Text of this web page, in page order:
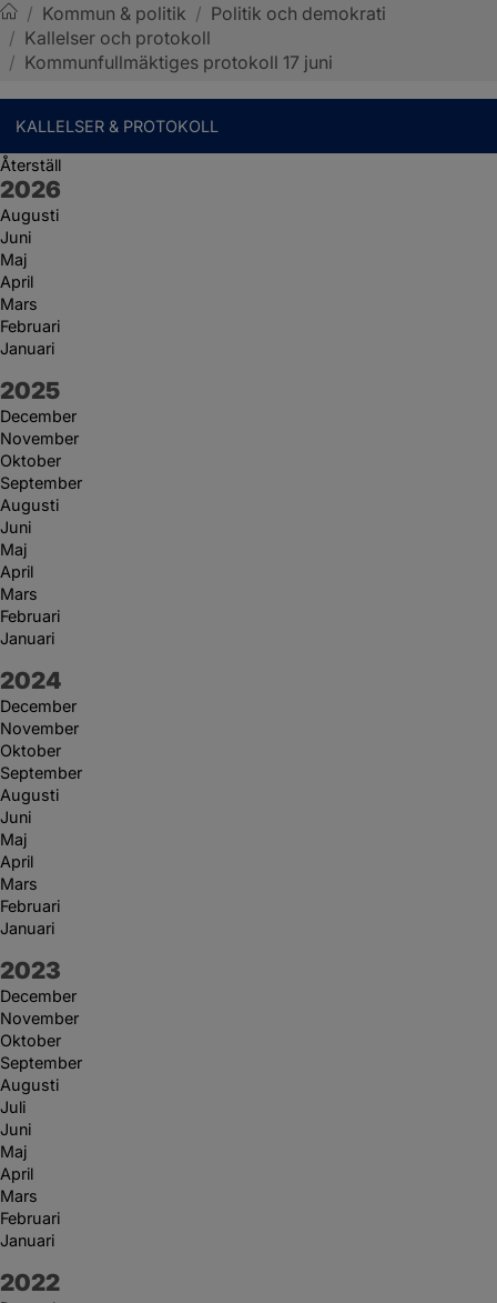
Sotenäs kommun
/ Kommun & politik / Politik och demokrati
/ Kallelser och protokoll
/ Kommunfullmäktiges protokoll 17 juni
KALLELSER & PROTOKOLL
Återställ
År:
2026
Augusti
Juni
Maj
April
Mars
Februari
Januari
År:
2025
December
November
Oktober
September
Augusti
Juni
Maj
April
Mars
Februari
Januari
År:
2024
December
November
Oktober
September
Augusti
Juni
Maj
April
Mars
Februari
Januari
År:
2023
December
November
Oktober
September
Augusti
Juli
Juni
Maj
April
Mars
Februari
Januari
År:
2022